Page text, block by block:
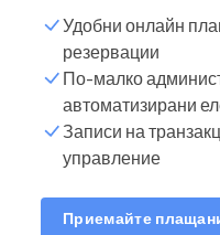
Удобни онлайн
резервации
По-малко
автоматизирани
Записи на
управление
Приемайте